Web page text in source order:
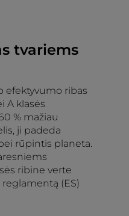
tvariems
efektyvumo ribas
A klasės
% mažiau
ji padeda
rūpintis planeta.
ribine verte
(ES)